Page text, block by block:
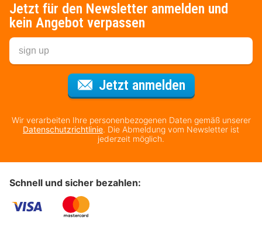
Jetzt für den Newsletter anmelden und
kein Angebot verpassen
Jetzt anmeldenFür den
Wir verarbeiten Ihre personenbezogenen Daten gemäß unserer
Datenschutzrichtlinie. Die Abmeldung vom Newsletter ist
jederzeit möglich.
Schnell und sicher bezahlen: